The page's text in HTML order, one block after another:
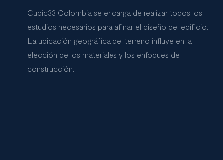
Cubic33 Colombia se encarga de realizar todos los
estudios necesarios para afinar el diseño del edificio.
La ubicación geográfica del terreno influye en la
elección de los materiales y los enfoques de
construcción.